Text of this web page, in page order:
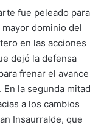
fue peleado para
dominio del
en las acciones
dejó la defensa
frenar el avance
la segunda mitad
a los cambios
Insaurralde, que